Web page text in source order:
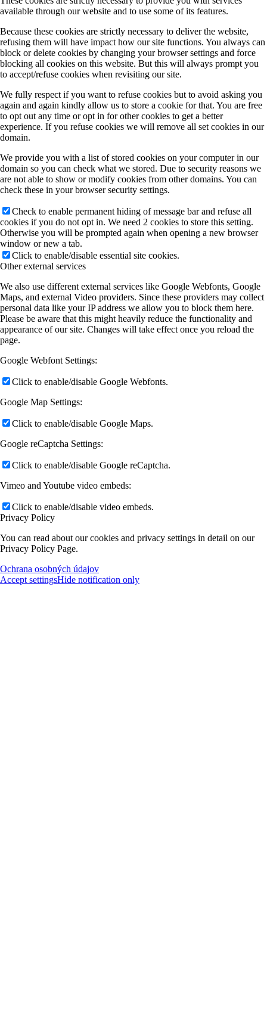
available through our website and to use some of its features.
Because these cookies are strictly necessary to deliver the website,
refusing them will have impact how our site functions. You always can
block or delete cookies by changing your browser settings and force
blocking all cookies on this website. But this will always prompt you
to accept/refuse cookies when revisiting our site.
We fully respect if you want to refuse cookies but to avoid asking you
again and again kindly allow us to store a cookie for that. You are free
to opt out any time or opt in for other cookies to get a better
experience. If you refuse cookies we will remove all set cookies in our
domain.
We provide you with a list of stored cookies on your computer in our
domain so you can check what we stored. Due to security reasons we
are not able to show or modify cookies from other domains. You can
check these in your browser security settings.
Check to enable permanent hiding of message bar and refuse all
cookies if you do not opt in. We need 2 cookies to store this setting.
Otherwise you will be prompted again when opening a new browser
window or new a tab.
Click to enable/disable essential site cookies.
Other external services
We also use different external services like Google Webfonts, Google
Maps, and external Video providers. Since these providers may collect
personal data like your IP address we allow you to block them here.
Please be aware that this might heavily reduce the functionality and
appearance of our site. Changes will take effect once you reload the
page.
Google Webfont Settings:
Click to enable/disable Google Webfonts.
Google Map Settings:
Click to enable/disable Google Maps.
Google reCaptcha Settings:
Click to enable/disable Google reCaptcha.
Vimeo and Youtube video embeds:
Click to enable/disable video embeds.
Privacy Policy
You can read about our cookies and privacy settings in detail on our
Privacy Policy Page.
Ochrana osobných údajov
Accept settingsHide notification only